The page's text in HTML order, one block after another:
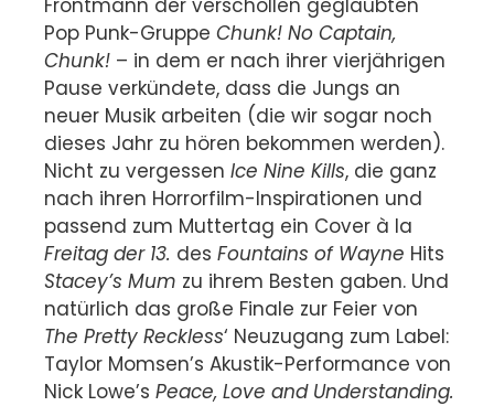
Pop Punk-Gruppe Chunk! No Captain,
Chunk! – in dem er nach ihrer vierjährigen
Pause verkündete, dass die Jungs an
neuer Musik arbeiten (die wir sogar noch
dieses Jahr zu hören bekommen werden).
Nicht zu vergessen Ice Nine Kills, die ganz
nach ihren Horrorfilm-Inspirationen und
passend zum Muttertag ein Cover à la
Freitag der 13. des Fountains of Wayne Hits
Stacey’s Mum zu ihrem Besten gaben. Und
natürlich das große Finale zur Feier von
The Pretty Reckless‘ Neuzugang zum Label:
Taylor Momsen’s Akustik-Performance von
Nick Lowe’s Peace, Love and Understanding.